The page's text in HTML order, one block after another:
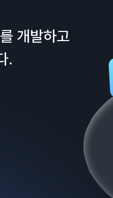
를 개발하고
.